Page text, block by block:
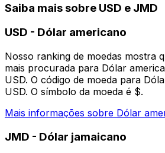
Saiba mais sobre USD e JMD
USD - Dólar americano
Nosso ranking de moedas mostra
mais procurada para Dólar
USD. O código de moeda para
USD. O símbolo da moeda é $.
Mais informações sobre Dólar
JMD - Dólar jamaicano